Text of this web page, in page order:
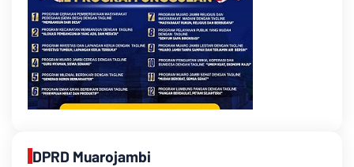
DPRD Muarojambi